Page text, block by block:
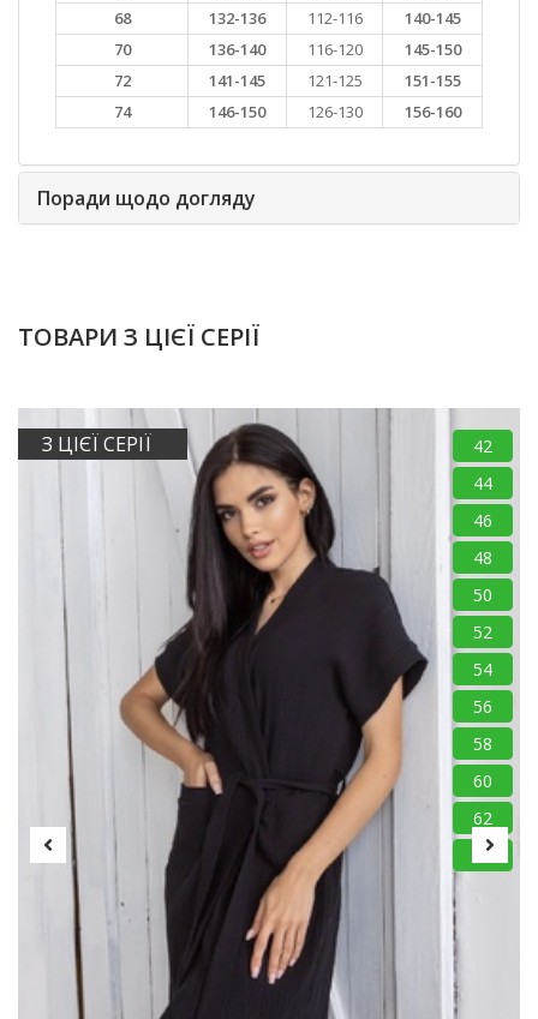
68
132-136 112-116
140-145
70
136-140 116-120
145-150
72
141-145 121-125
151-155
74
146-150 126-130 156-160
Поради щодо догляду
ТОВАРИ З ЦІЄЇ СЕРІЇ
З ЦІЄЇ СЕРІЇ
42
44
46
48
50
52
54
56
58
60
62
64